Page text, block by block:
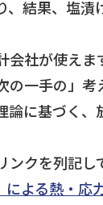
結果、塩漬
社が使えま
の一手の」
に基づく
クを列記し
よる熱・応